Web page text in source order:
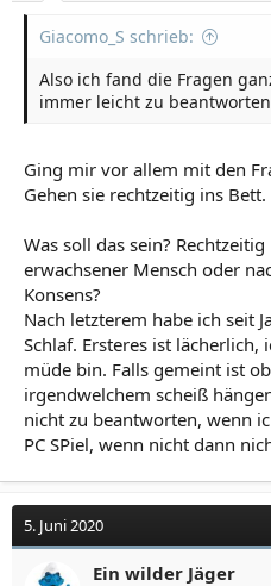
Giacomo_S schrieb:
Also ich fand die Fragen
immer leicht zu
Ging mir vor allem mit den
Gehen sie rechtzeitig ins Bett.
Was soll das sein?
erwachsener Mensch oder
Konsens?
Nach letzterem habe ich seit
Schlaf. Ersteres ist lächerlich,
müde bin. Falls gemeint ist
irgendwelchem scheiß
nicht zu beantworten, wenn
PC SPiel, wenn nicht dann
5. Juni 2020
Ein wilder Jäger